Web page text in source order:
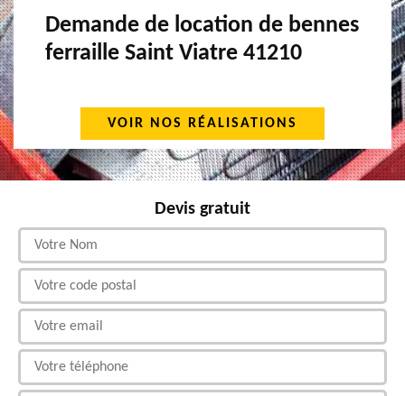
Demande de location de bennes
ferraille Saint Viatre 41210
VOIR NOS RÉALISATIONS
Devis gratuit